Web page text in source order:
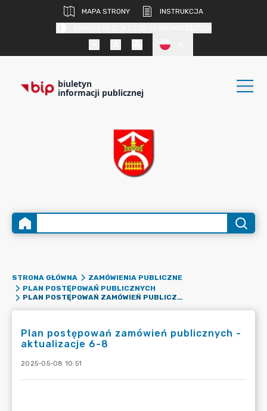
MAPA STRONY
INSTRUKCJA
biuletyn
informacji publicznej
STRONA GŁÓWNA
ZAMÓWIENIA PUBLICZNE
PLAN POSTĘPOWAŃ PUBLICZNYCH
PLAN POSTĘPOWAŃ ZAMÓWIEŃ PUBLICZNYCH - AKTUALIZACJE 6-8
Plan postępowań zamówień publicznych -
aktualizacje 6-8
2025-05-08 10:51